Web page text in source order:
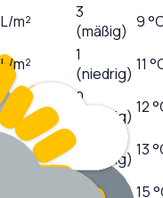
L/m²
3
(mäßig) 9
L/m²
1
(niedrig) 11
L/m²
0
(niedrig) 12
L/m²
0
(niedrig) 13
15